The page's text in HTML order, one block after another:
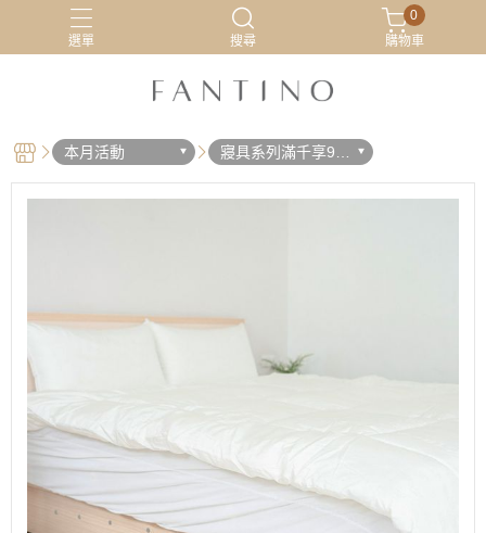
選單 搜尋
居家服 最新活動 有機棉 睡衣
0
購物車
本月活動
寢具系列滿千享9折
優惠